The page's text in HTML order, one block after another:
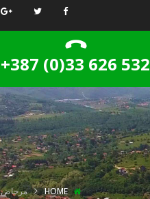
+387 (0)33 626 532
HOME مرحاض